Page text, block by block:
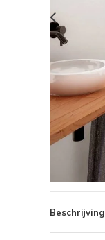
Beschrijving